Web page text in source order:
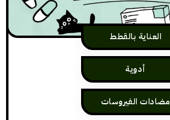
العناية بالقطط
أدوية
مضادات الفيروسات